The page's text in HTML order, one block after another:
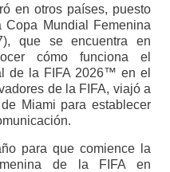
en otros países, puesto
Mundial Femenina
que se encuentra en
cómo funciona el
de la FIFA 2026™ en el
de la FIFA, viajó a
Miami para establecer
para que comience la
de la FIFA en